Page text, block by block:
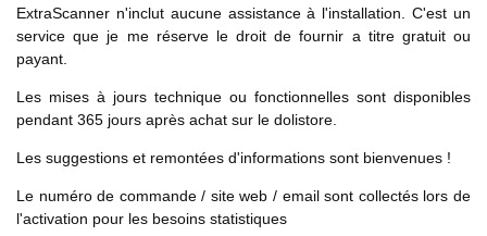
ExtraScanner n'inclut aucune assistance à l'installation. C'est un
service que je me réserve le droit de fournir a titre gratuit ou
payant.
Les mises à jours technique ou fonctionnelles sont disponibles
pendant 365 jours après achat sur le dolistore.
Les suggestions et remontées d'informations sont bienvenues !
Le numéro de commande / site web / email sont collectés lors de
l'activation pour les besoins statistiques